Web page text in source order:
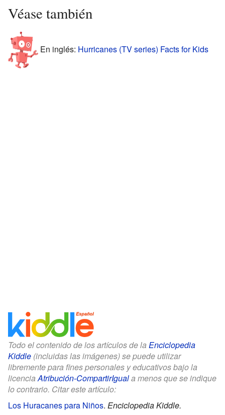
Véase también
En inglés: Hurricanes (TV series) Facts for Kids
Todo el contenido de los artículos de la Enciclopedia
Kiddle (incluidas las imágenes) se puede utilizar
libremente para fines personales y educativos bajo la
licenciaAtribución-CompartirIguala menos que se indique
lo contrario. Citar este artículo:
Los Huracanes para Niños. Enciclopedia Kiddle.